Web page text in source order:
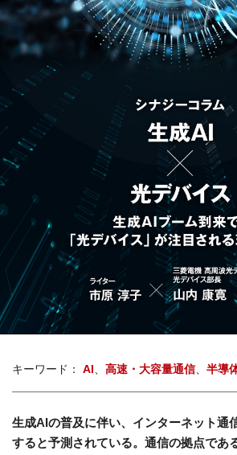
キーワード： AI 高速・大容量通信 半導
生成AIの普及に伴い、インターネット通
すると予測されている。通信の拠点であ